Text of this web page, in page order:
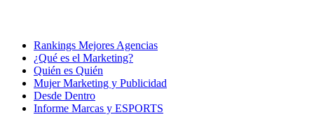
Rankings Mejores Agencias
¿Qué es el Marketing?
Quién es Quién
Mujer Marketing y Publicidad
Desde Dentro
Informe Marcas y ESPORTS